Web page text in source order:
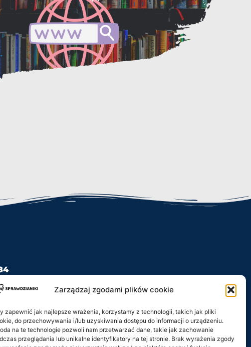
Zarządzaj zgodami plików cookie
zapewnić jak najlepsze wrażenia, korzystamy z technologii, takich jak pliki
do przechowywania i/lub uzyskiwania dostępu do informacji o urządzeniu.
na te technologie pozwoli nam przetwarzać dane, takie jak zachowanie
przeglądania lub unikalne identyfikatory na tej stronie. Brak wyrażenia zgody